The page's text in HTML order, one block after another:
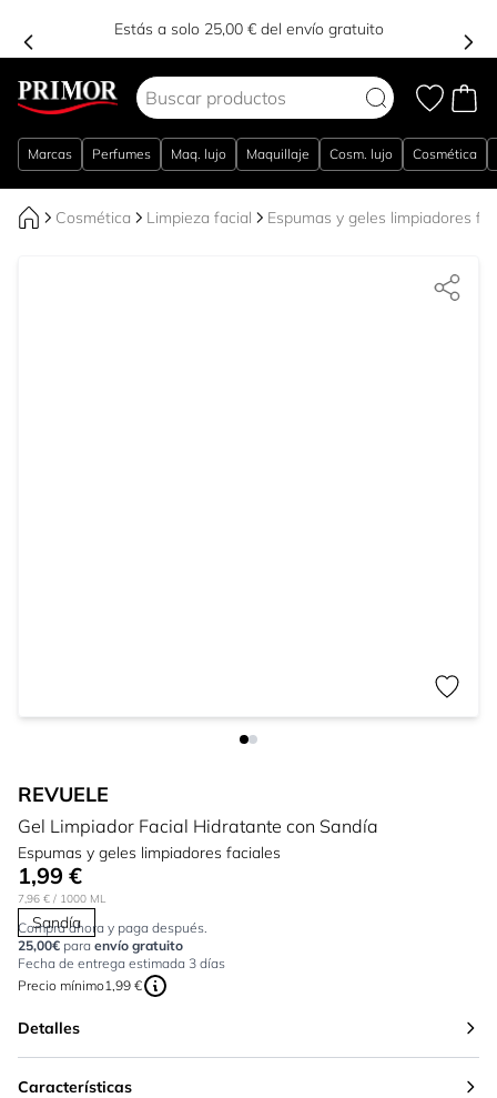
Estás a solo 25,00 € del envío gratuito
Marcas Perfumes Maq. lujo Maquillaje Cosm. lujo Cosmética
Cosmética Limpieza facial Espumas y geles limpiadores
REVUELE
Gel Limpiador Facial Hidratante con Sandía
Espumas y geles limpiadores faciales
1,99 €
7,96 € / 1000 ML
Sandía
Compra ahora y paga después.
25,00€ para envío gratuito
Fecha de entrega estimada 3 días
Precio mínimo1,99 €
Detalles
Características